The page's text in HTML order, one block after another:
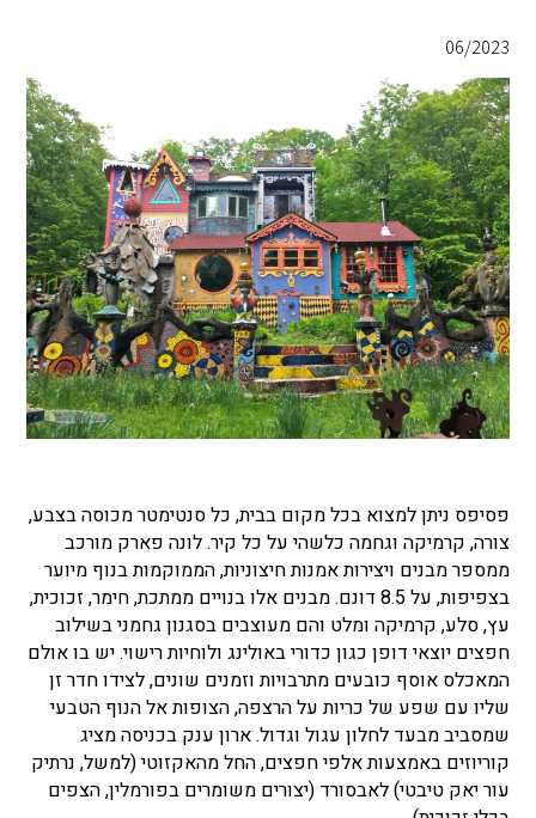
06/2023
פסיפס ניתן למצוא בכל מקום בבית, כל סנטימטר מכוסה בצבע,
צורה, קרמיקה וגחמה כלשהי על כל קיר. לונה פארק מורכב
ממספר מבנים ויצירות אמנות חיצוניות, הממוקמות בנוף מיוער
בצפיפות, על 8.5 דונם. מבנים אלו בנויים ממתכת, חימר, זכוכית,
עץ, סלע, קרמיקה ומלט והם מעוצבים בסגנון גחמני בשילוב
חפצים יוצאי דופן כגון כדורי באולינג ולוחיות רישוי. יש בו אולם
המאכלס אוסף כובעים מתרבויות וזמנים שונים, לצידו חדר זן
שליו עם שפע של כריות על הרצפה, הצופות אל הנוף הטבעי
שמסביב מבעד לחלון עגול וגדול. ארון ענק בכניסה מציג
קוריוזים באמצעות אלפי חפצים, החל מהאקזוטי (למשל, נרתיק
עור יאק טיבטי) לאבסורד (יצורים משומרים בפורמלין, הצפים